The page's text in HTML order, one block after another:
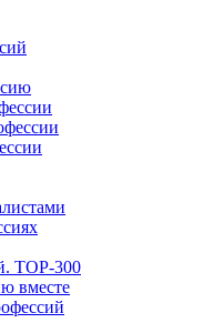
TOP-300
вместе